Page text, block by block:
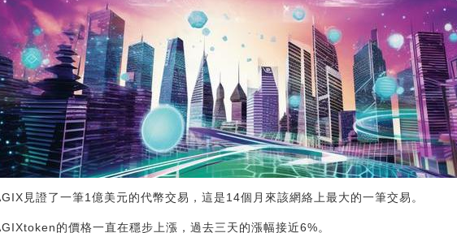
見證了一筆1億美元的代幣交易，這是14個月來該網絡上最大的一筆交易。
的價格一直在穩步上漲，過去三天的漲幅接近6%。